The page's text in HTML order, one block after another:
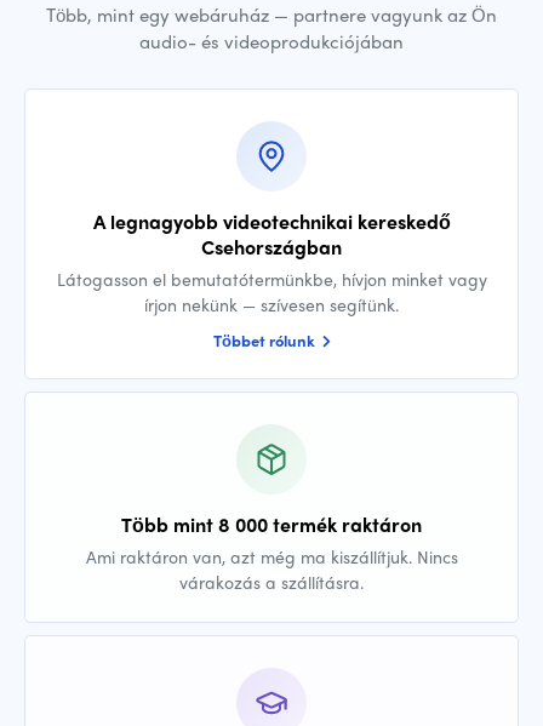
Több, mint egy webáruház — partnere vagyunk az Ön
audio- és videoprodukciójában
A legnagyobb videotechnikai kereskedő
Csehországban
Látogasson el bemutatótermünkbe, hívjon minket vagy
írjon nekünk — szívesen segítünk.
Többet rólunk
Több mint 8 000 termék raktáron
Ami raktáron van, azt még ma kiszállítjuk. Nincs
várakozás a szállításra.